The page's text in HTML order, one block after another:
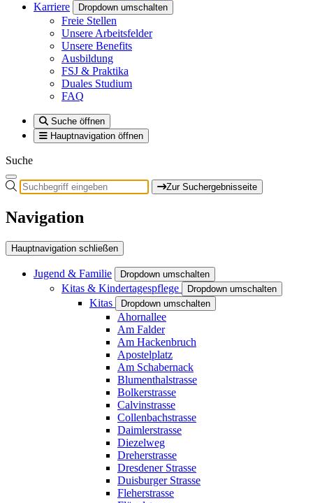
Karriere
Dropdown umschalten
Freie Stellen
Unsere Arbeitsfelder
Unsere Benefits
Ausbildung
FSJ & Praktika
Duales Studium
FAQ
Suche öffnen
Hauptnavigation öffnen
Suche
Zur Suchergebnisseite
Navigation
Hauptnavigation schließen
Jugend & Familie Dropdown umschalten
Kitas & Kindertagespflege Dropdown umschalten
Kitas Dropdown umschalten
Ahornallee
Am Falder
Am Hackenbruch
Apostelplatz
Am Schabernack
Blumenthalstrasse
Bolkerstrasse
Calvinstrasse
Collenbachstrasse
Daimlerstrasse
Diezelweg
Dreherstrasse
Dresdener Strasse
Duisburger Strasse
Fleherstrasse